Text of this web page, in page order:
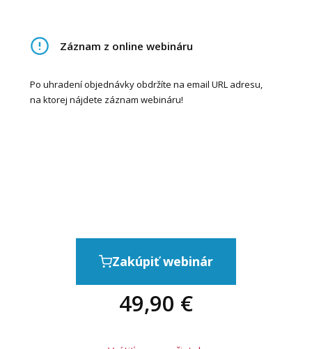
Záznam z online webináru
Po uhradení objednávky obdržíte na email URL adresu,
na ktorej nájdete záznam webináru!
Zakúpiť webinár
49,90 €